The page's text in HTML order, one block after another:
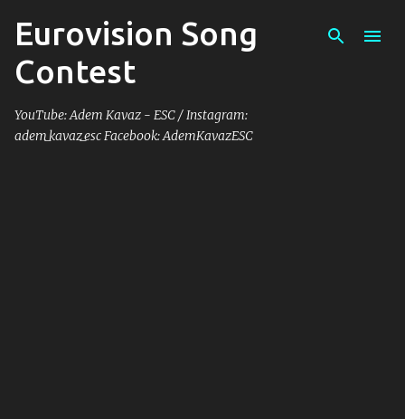
Skip to main content
Eurovision Song
Contest
YouTube: Adem Kavaz - ESC / Instagram:
adem_kavaz_esc Facebook: AdemKavazESC